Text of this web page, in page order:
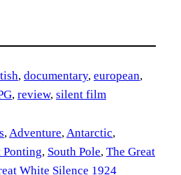
, documentary, european
, review, silent film
, Adventure, Antarctic
Ponting, South Pole, The Great
White Silence 1924